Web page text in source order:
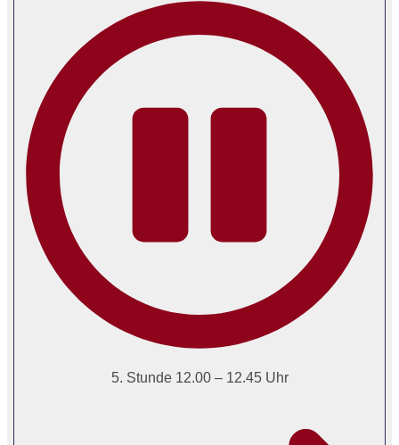
5. Stunde 12.00 – 12.45 Uhr